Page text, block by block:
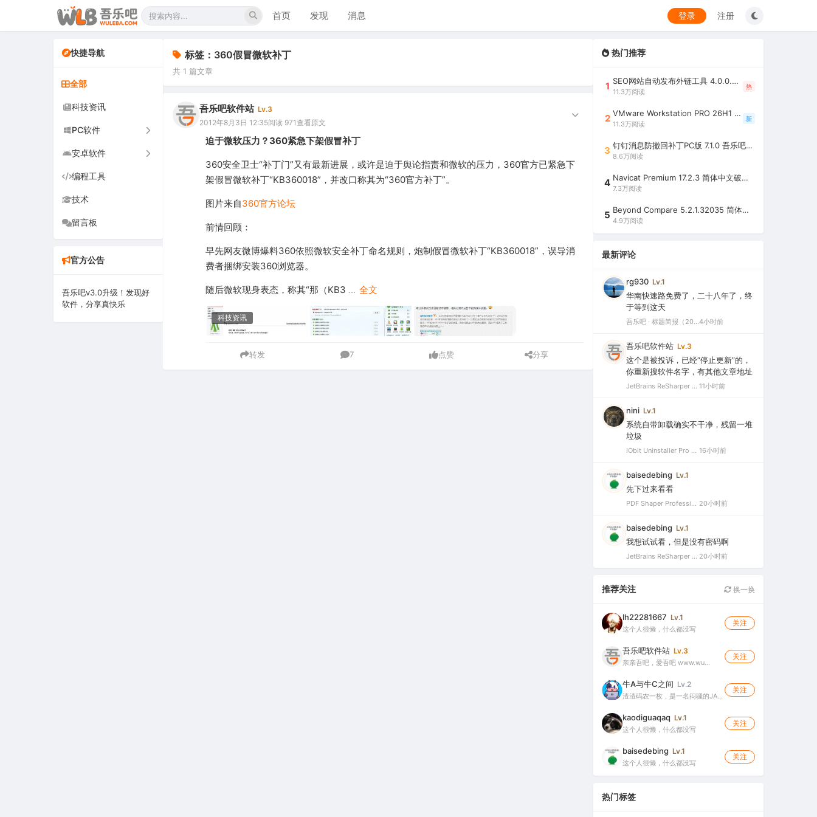
首页 发现 消息 登录 注册
快捷导航
全部
科技资讯
PC软件
办公软件
网络软件
音频视频
系统下载
安卓软件
手机软件
车机软件
编程工具
技术
留言板
官方公告
吾乐吧v3.0升级！发现好
软件，分享真快乐
标签：360假冒微软补丁
共 1 篇文章
吾乐吧软件站 Lv.3
2012年8月3日 12:35阅读 971查看原文
迫于微软压力？360紧急下架假冒补丁
360安全卫士“补丁门”又有最新进展，或许是迫于舆论指责和微软的压力，360官方已紧急下
架假冒微软补丁“KB360018”，并改口称其为“360官方补丁”。
图片来自360官方论坛
前情回顾：
早先网友微博爆料360依照微软安全补丁命名规则，炮制假冒微软补丁“KB360018”，误导消
费者捆绑安装360浏览器。
随后微软现身表态，称其“那（KB3 ... 全文
科技资讯
转发 7 点赞 分享
热门推荐
1 SEO网站自动发布外链工具 4.0.0.0 吾乐吧优化版（智能代理狂刷外链）
11.3万阅读
热
2 VMware Workstation PRO 26H1 中文精简安装注册版 / 完整版（最好用的虚拟机软件）
11.3万阅读
新
3 钉钉消息防撤回补丁PC版 7.1.0 吾乐吧优化版（支持消息防撤回+钉钉多开+支持消息永不已读+去除钉钉水印）
8.6万阅读
4 Navicat Premium 17.2.3 简体中文破解版（多重数据库管理工具）
7.3万阅读
5 Beyond Compare 5.2.1.32035 简体中文注册版（超强文件/夹比较工具）
4.9万阅读
最新评论
rg930 Lv.1
华南快速路免费了，二十八年了，终
于等到这天
吾乐吧 · 标题简报（2026-08-06）4小时前
吾乐吧软件站 Lv.3
这个是被投诉，已经“停止更新”的，
你重新搜软件名字，有其他文章地址
JetBrains ReSharper 2021.2.1 Ultimate 官方最新破解版+注册机（VS最好用的插件，停止更新） 11小时前
nini Lv.1
系统自带卸载确实不干净，残留一堆
垃圾
IObit Uninstaller Pro 15.5.0.11 绿色特别版（强大的软件卸载工具） 16小时前
baisedebing Lv.1
先下过来看看
PDF Shaper Professional 15.6 中文破解版（强大实用的全能PDF工具箱） 20小时前
baisedebing Lv.1
我想试试看，但是没有密码啊
JetBrains ReSharper 2021.2.1 Ultimate 官方最新破解版+注册机（VS最好用的插件，停止更新） 20小时前
推荐关注 换一换
lh22281667 Lv.1
这个人很懒，什么都没写
关注
吾乐吧软件站 Lv.3
亲亲吾吧，爱吾吧 www.wu…
关注
牛A与牛C之间 Lv.2
渣渣码农一枚，是一名闷骚的JA…
关注
kaodiguaqaq Lv.1
这个人很懒，什么都没写
关注
baisedebing Lv.1
这个人很懒，什么都没写
关注
热门标签